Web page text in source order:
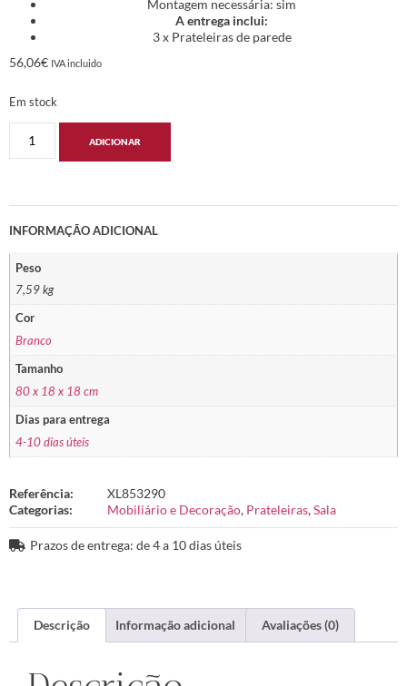
Montagem necessária: sim
A entrega inclui:
3 x Prateleiras de parede
56,06€ IVA incluido
Em stock
ADICIONAR
INFORMAÇÃO ADICIONAL
Peso
7,59 kg
Cor
Branco
Tamanho
80 x 18 x 18 cm
Dias para entrega
4-10 dias úteis
Referência:
XL853290
Categorias:
Mobiliário e Decoração, Prateleiras,Sala
Prazos de entrega: de 4 a 10 dias úteis
Descrição Informação adicional Avaliações (0)